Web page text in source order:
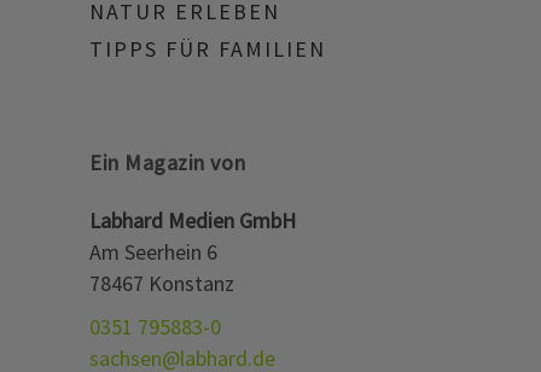
NATUR ERLEBEN
TIPPS FÜR FAMILIEN
Ein Magazin von
Labhard Medien GmbH
Am Seerhein 6
78467 Konstanz
0351 795883-0
sachsen@labhard.de